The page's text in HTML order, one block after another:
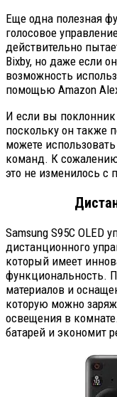
Еще одна полезная
голосовое
действительно
Bixby, но даже если
возможность
помощью Amazon
И если вы поклонник
поскольку он также
можете
команд. К
это не изменилось с
Samsung S95C OLED
дистанционного
который имеет
функциональность.
материалов и
которую можно
освещения в
батарей и экономит